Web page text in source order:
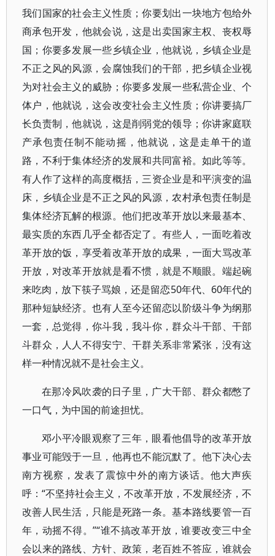
我们国家的社会主义性质；你要划出一块地方包给外
商承包开发，他就会说，这是出卖国家主权、丧权辱
国；你要多发展一些乡镇企业，他就说，乡镇企业是
不正之风的风源，会腐蚀我们的干部，把乡镇企业视
为对社会主义的威胁；你要多发展一些私营企业、个
体户，他就说，这会改变社会主义性质；你讲要搞厂
长负责制，他就说，这是削弱党的领导；你讲家庭联
产承包责任制不能动摇，他就说，这是走单干的道
路，不利于集体经济的发展和共同富裕。如此等等。
有人作了这样的高度概括，三资企业是和平演变的温
床，乡镇企业是不正之风的风源，农村承包责任制是
集体经济瓦解的根源。他们把改革开放以来最基本、
最实质的东西几乎全都否定了。有些人，一面吃着改
革开放的饭，享受着改革开放的成果，一面大骂改革
开放，对改革开放就是看不惯，就是不顺眼。端起碗
来吃肉，放下筷子骂娘，还是留恋50年代、60年代的
那种短缺经济。也有人至今还留恋以阶级斗争为纲那
一套，总觉得，你斗我，我斗你，群众斗干部、干部
斗群众，人人不得安宁、干群关系非常紧张，没有这
样一种情况就不是社会主义。
在那冷风吹袭的日子里，广大干部、群众都憋了
一口气，为中国的前途担忧。
邓小平冷眼观察了三年，眼看他倡导的改革开放
事业可能毁于一旦，他再也不能沉默了。他下决心去
南方视察，发表了震惊中外的南方谈话。他大声疾
呼：“不坚持社会主义，不改革开放，不发展经济，不
改善人民生活，只能是死路一条。基本路线要管一百
年，动摇不得。”“谁不搞改革开放，谁要改变三中全
会以来的路线、方针、政策，老百姓不答应，谁就会